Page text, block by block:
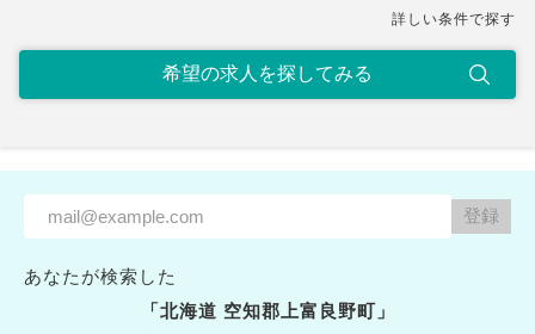
詳しい条件で探す
あなたが検索した
「北海道 空知郡上富良野町」